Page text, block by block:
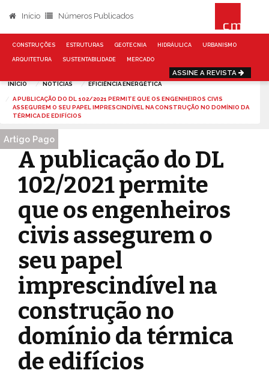
Início Números Publicados
CONSTRUÇÕES ESTRUTURAS GEOTECNIA HIDRÁULICA URBANISMO
ARQUITETURA SUSTENTABILIDADE MERCADO
ASSINE A REVISTA
INÍCIO NOTÍCIAS EFICIÊNCIA ENERGÉTICA
A PUBLICAÇÃO DO DL 102/2021 PERMITE QUE OS ENGENHEIROS CIVIS
ASSEGUREM O SEU PAPEL IMPRESCINDÍVEL NA CONSTRUÇÃO NO DOMÍNIO DA
TÉRMICA DE EDIFÍCIOS
A publicação do DL
102/2021 permite
que os engenheiros
civis assegurem o
seu papel
imprescindível na
construção no
domínio da térmica
de edifícios
Artigo Pago
Artigo Pago